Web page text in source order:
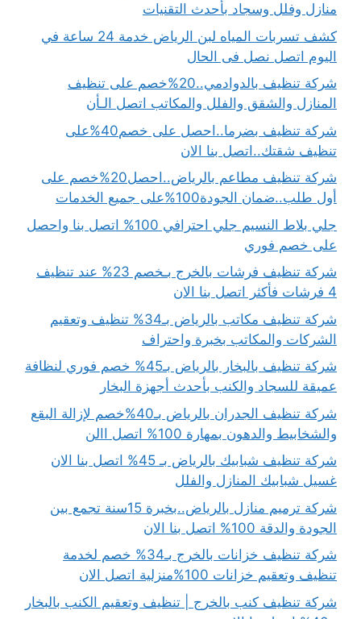
منازل وفلل وسجاد بأحدث التقنيات
كشف تسربات المياه لبن الرياض خدمة 24 ساعة في
اليوم اتصل نصل فى الحال
شركة تنظيف بالدوادمي..20%خصم على تنظيف
المنازل والشقق والفلل والمكاتب اتصل الـأن
شركة تنظيف بضرما..احصل على خصم40%على
تنظيف شقتك..اتصل بنا الان
شركة تنظيف مطاعم بالرياض..احصل20%خصم على
أول طلب..ضمان الجودة100%على جميع الخدمات
جلي بلاط النسيم جلي احترافي 100% اتصل بنا واحصل
على خصم فوري
شركة تنظيف فرشات بالخرج بـخصم 23% عند تنظيف
4 فرشات فأكثر اتصل بنا الان
شركة تنظيف مكاتب بالرياض بـ34% تنظيف وتعقيم
الشركات والمكاتب بخبرة واحتراف
شركة تنظيف بالبخار بالرياض بـ45% خصم فوري لنظافة
عميقة للسجاد والكنب بأحدث أجهزة البخار
شركة تنظيف الجدران بالرياض بـ40%خصم لإزالة البقع
والشخابيط والدهون بمهارة 100% اتصل االن
شركة تنظيف شبابيك بالرياض بـ 45% اتصل بنا الان
غسيل شبابيك المنازل والفلل
شركة ترميم منازل بالرياض..بخبرة 15سنة تجمع بين
الجودة والدقة 100% اتصل بنا الان
شركة تنظيف خزانات بالخرج بـ34% خصم لخدمة
تنظيف وتعقيم خزانات 100%منزلية اتصل الان
شركة تنظيف كنب بالخرج | تنظيف وتعقيم الكنب بالبخار